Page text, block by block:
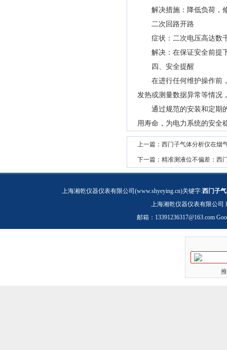
解决措施：降低负荷，修
二次回路开路
症状：二次电压高达数千
解决：在保证安全前提下
四、安全提醒
在进行任何维护操作前，
发热或测量数据异常等情况
通过规范的安装和定期的
用寿命，为电力系统的安全
上一篇： 西门子气体分析仪在烟
下一篇： 精准测液位不偏差：西
上海湘乾仪器仪表有限公司(www.shyeying.cn)关键字:西门子
上海湘乾仪器仪表有限公司
邮箱： 13391236317@163.com